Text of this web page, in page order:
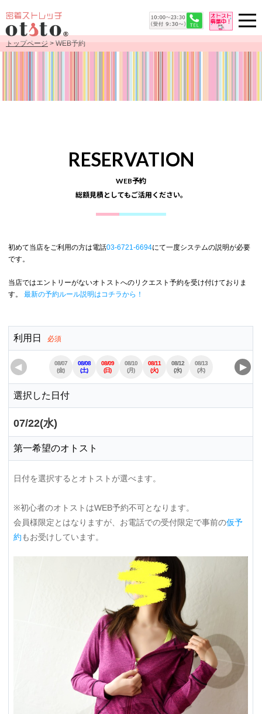
トップページ > WEB予約
RESERVATION
WEB予約
総額見積としてもご活用ください。
初めて当店をご利用の方は電話03-6721-6694にて一度システムの説明が必要
です。
当店ではエントリーがないオトストへのリクエスト予約を受け付けておりま
す。
最新の予約ルール説明はコチラから！
利用日 必須
◀
08/07
(金)
08/08
(土)
08/09
(日)
08/10
(月)
08/11
(火)
08/12
(水)
08/13
(木)
08/15
(土)
▶
選択した日付
07/22(水)
第一希望のオトスト
日付を選択するとオトストが選べます。
※初心者のオトストはWEB予約不可となります。
会員様限定とはなりますが、お電話での受付限定で事前の仮予
約もお受けしています。